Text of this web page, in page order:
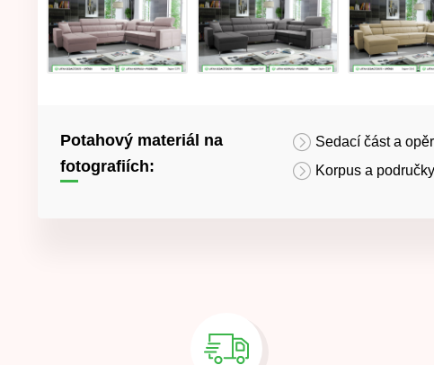
Potahový materiál na
fotografiích:
Sedací část a
Korpus a